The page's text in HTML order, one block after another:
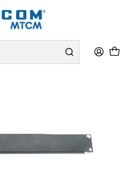
Organizada
Panel Ciego 19